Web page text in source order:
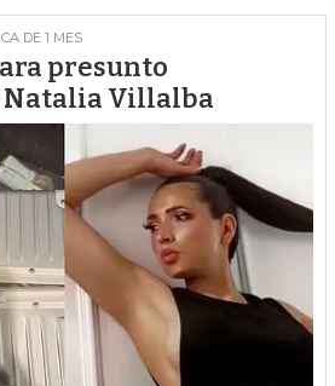
DE 1 MES
presunto
Villalba